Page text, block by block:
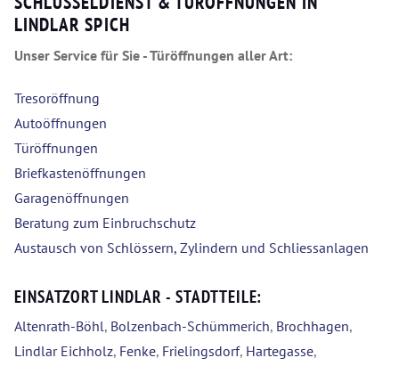
LINDLAR SPICH
Unser Service für Sie - Türöffnungen aller Art:
Tresoröffnung
Autoöffnungen
Türöffnungen
Briefkastenöffnungen
Garagenöffnungen
Beratung zum Einbruchschutz
Austausch von Schlössern, Zylindern und Schliessanlagen
EINSATZORT LINDLAR - STADTTEILE:
Altenrath-Böhl, Bolzenbach-Schümmerich, Brochhagen,
Lindlar Eichholz, Fenke, Frielingsdorf, Hartegasse,